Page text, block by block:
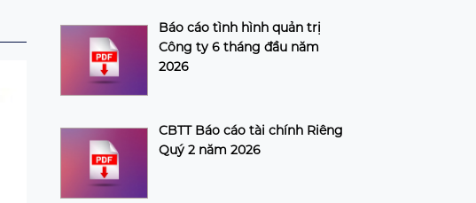
Báo cáo tình hình quản trị
Công ty 6 tháng đầu năm
2026
CBTT Báo cáo tài chính Riêng
Quý 2 năm 2026